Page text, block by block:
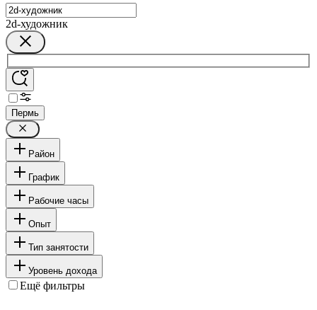
2d-художник
Пермь
Район
График
Рабочие часы
Опыт
Тип занятости
Уровень дохода
Ещё фильтры